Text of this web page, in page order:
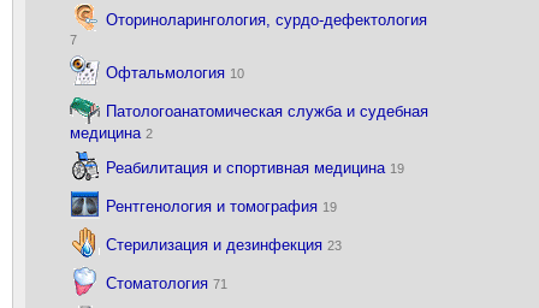
Оториноларингология, сурдо-дефектология
7
Офтальмология 10
Патологоанатомическая служба и судебная
медицина 2
Реабилитация и спортивная медицина 19
Рентгенология и томография 19
Стерилизация и дезинфекция 23
Стоматология 71